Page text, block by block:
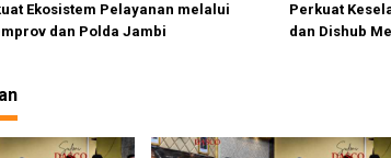
Ekosistem Pelayanan melalui
dan Polda Jambi
Perkuat
dan Dishub